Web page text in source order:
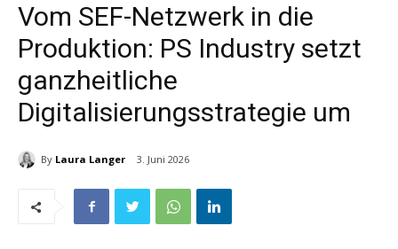
Vom SEF-Netzwerk in die
Produktion: PS Industry setzt
ganzheitliche
Digitalisierungsstrategie um
By Laura Langer 3. Juni 2026